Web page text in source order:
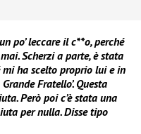
po’ leccare il c**o, perché
Scherzi a parte, è stata
ha scelto proprio lui e in
Fratello’. Questa
Però poi c’è stata una
per nulla. Disse tipo